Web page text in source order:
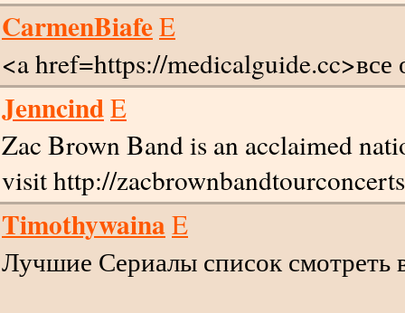
CarmenBiafeE
<a href=https://medicalguide.cc>все
JenncindE
Zac Brown Band is an acclaimed
visit http://
Timothywaina E
Лучшие Сериалы список смотреть